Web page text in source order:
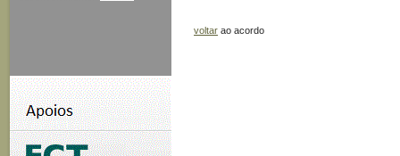
voltar ao acordo